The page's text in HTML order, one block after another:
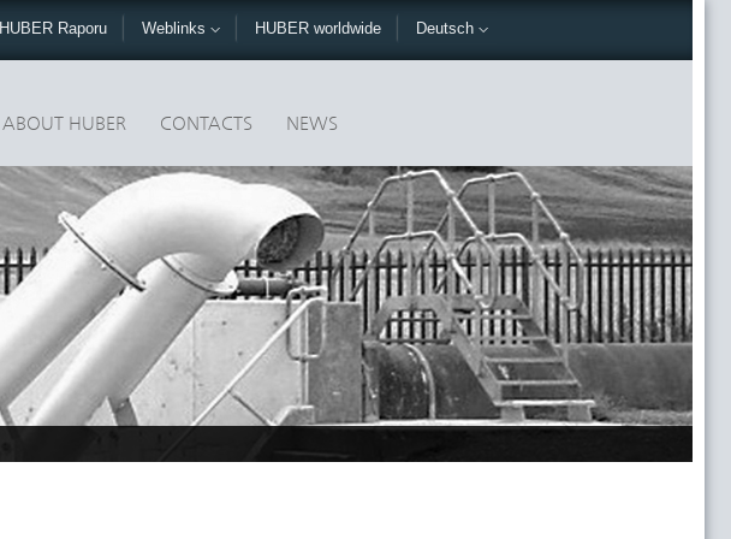
HUBER Raporu Weblinks HUBER worldwide Deutsch
ABOUT HUBER CONTACTS NEWS